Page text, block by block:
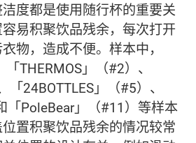
度都是使用随行杯的重要关
易积聚饮品残余，每次打开
物，造成不便。样本中，
「THERMOS」（#2）、
「24BOTTLES」（#5）、
「PoleBear」（#11）等样本
置积聚饮品残余的情况较常